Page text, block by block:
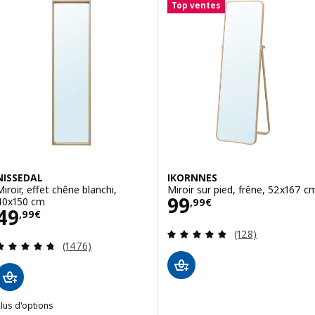
effet chêne blanchi,
cm
,99€
49,99€
Révision: 4.7 hors de 5 étoiles. Nombre total de
(1476)
d'options
Top ventes
IKORNNES
Miroir sur pied, frêne, 52x167
99,99€
Prix 99,99€
Révision: 4.8
(128)